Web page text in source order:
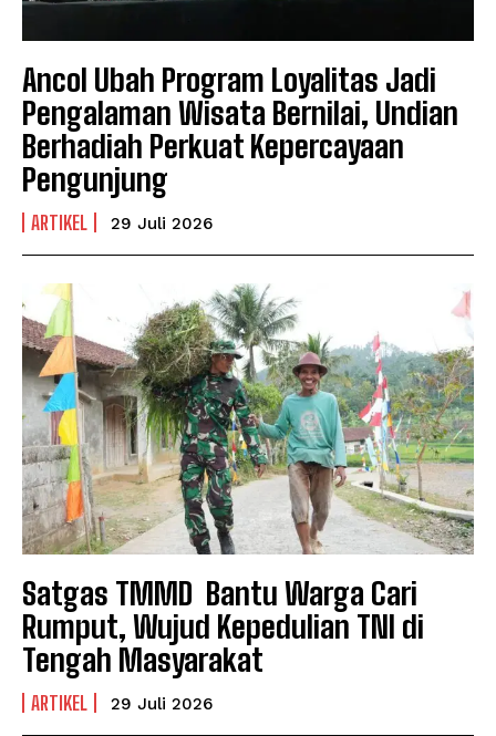
Ancol Ubah Program Loyalitas Jadi
Pengalaman Wisata Bernilai, Undian
Berhadiah Perkuat Kepercayaan
Pengunjung
ARTIKEL 29 Juli 2026
Satgas TMMD Bantu Warga Cari
Rumput, Wujud Kepedulian TNI di
Tengah Masyarakat
ARTIKEL 29 Juli 2026